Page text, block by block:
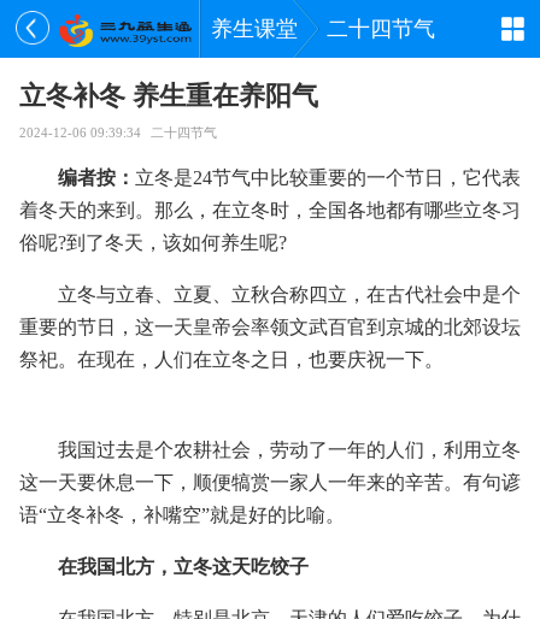
养生课堂 二十四节气
立冬补冬 养生重在养阳气
2024-12-06 09:39:34 二十四节气
编者按： 立冬是24节气中比较重要的一个节日，它代表
着冬天的来到。那么，在立冬时，全国各地都有哪些立冬习
俗呢?到了冬天，该如何养生呢?
立冬与立春、立夏、立秋合称四立，在古代社会中是个
重要的节日，这一天皇帝会率领文武百官到京城的北郊设坛
祭祀。在现在，人们在立冬之日，也要庆祝一下。
我国过去是个农耕社会，劳动了一年的人们，利用立冬
这一天要休息一下，顺便犒赏一家人一年来的辛苦。有句谚
语“立冬补冬，补嘴空”就是好的比喻。
在我国北方，立冬这天吃饺子